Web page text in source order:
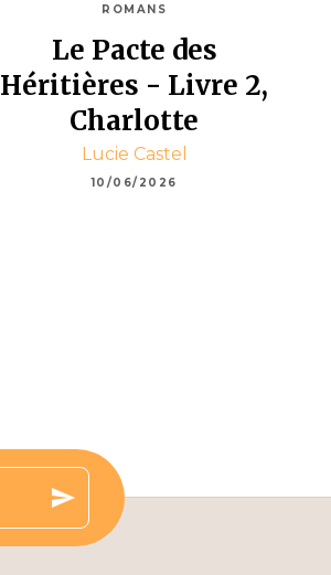
ROMANS
Le Pacte des
Héritières - Livre 2,
Charlotte
Lucie Castel
10/06/2026
send